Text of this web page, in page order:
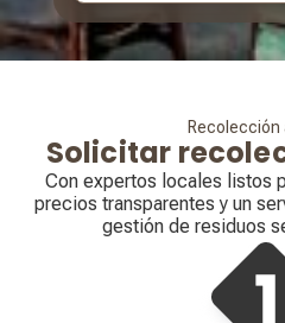
Recolección
Solicitar
Con expertos locales listos
precios transparentes y un
gestión de residuos